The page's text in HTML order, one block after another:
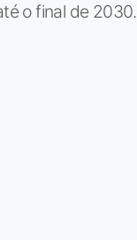
o final de 2030.